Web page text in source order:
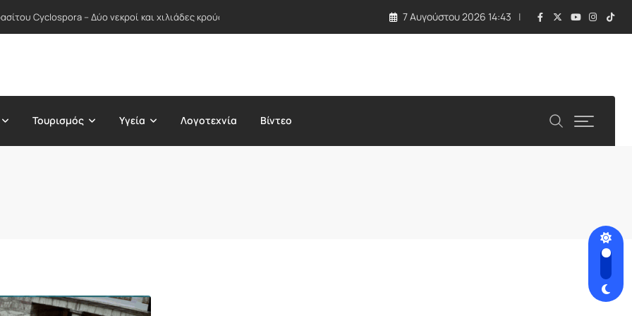
Cyclospora – Δύο νεκροί και χιλιάδες κρούσματα σε δεκάδες Πολιτείες 7 Αυγούστου 2026 14:43
Τουρισμός Υγεία Λογοτεχνία Βίντεο